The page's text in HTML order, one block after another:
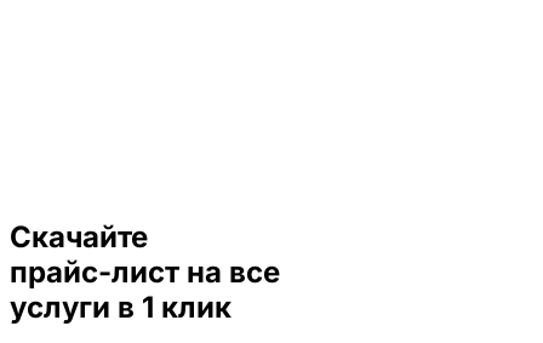
Скачайте
прайс-лист на все
услуги в 1 клик